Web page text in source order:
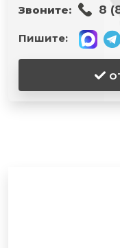
Звоните: 8
Пишите: